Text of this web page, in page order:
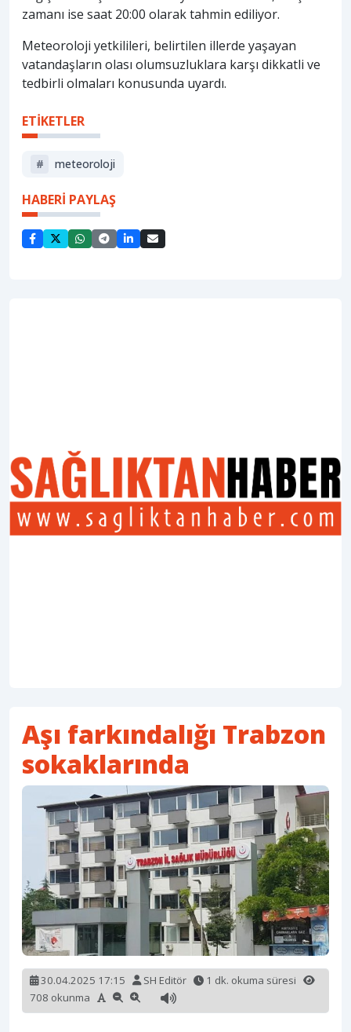
zamanı ise saat 20:00 olarak tahmin ediliyor.
Meteoroloji yetkilileri, belirtilen illerde yaşayan
vatandaşların olası olumsuzluklara karşı dikkatli ve
tedbirli olmaları konusunda uyardı.
ETİKETLER
# meteoroloji
HABERİ PAYLAŞ
Aşı farkındalığı Trabzon
sokaklarında
30.04.2025 17:15 SH Editör
1 dk. okuma süresi
708 okunma